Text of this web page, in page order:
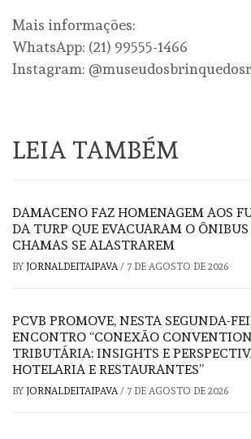
Mais informações:
WhatsApp: (21) 99555-1466
Instagram:
LEIA TAMBÉM
DAMACENO FAZ HOMENAGEM AOS
DA TURP QUE EVACUARAM O ÔNIBUS
CHAMAS SE ALASTRAREM
BY JORNALDEITAIPAVA / 7 DE AGOSTO DE 2026
PCVB PROMOVE, NESTA SEGUNDA-
ENCONTRO “CONEXÃO
TRIBUTÁRIA: INSIGHTS E
HOTELARIA E RESTAURANTES”
BY JORNALDEITAIPAVA / 7 DE AGOSTO DE 2026